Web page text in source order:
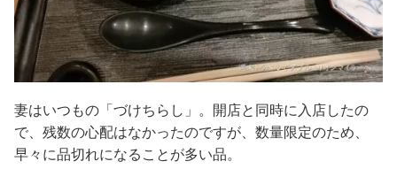
妻はいつもの「づけちらし」。開店と同時に入店したの
で、残数の心配はなかったのですが、数量限定のため、
早々に品切れになることが多い品。